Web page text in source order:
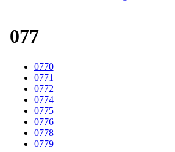
077
0770
0771
0772
0774
0775
0776
0778
0779